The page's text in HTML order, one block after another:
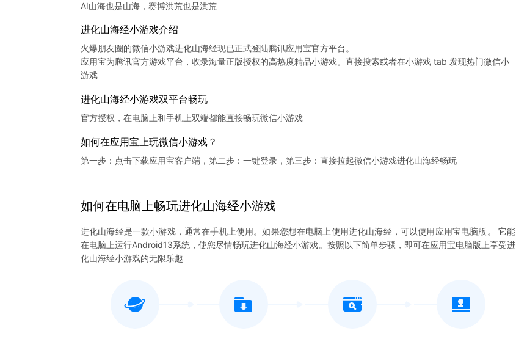
AI山海也是山海，赛博洪荒也是洪荒
进化山海经小游戏介绍
火爆朋友圈的微信小游戏进化山海经现已正式登陆腾讯应用宝官方平台。
应用宝为腾讯官方游戏平台，收录海量正版授权的高热度精品小游戏。直接搜索或者在小游戏 tab 发现热门微信小
进化山海经小游戏双平台畅玩
官方授权，在电脑上和手机上双端都能直接畅玩微信小游戏
如何在应用宝上玩微信小游戏？
第一步：点击下载应用宝客户端，第二步：一键登录，第三步：直接拉起微信小游戏进化山海经畅玩
如何在电脑上畅玩进化山海经小游戏
进化山海经是一款小游戏，通常在手机上使用。如果您想在电脑上使用进化山海经，可以使用应用宝电脑版。 它能
在电脑上运行Android13系统，使您尽情畅玩进化山海经小游戏。按照以下简单步骤，即可在应用宝电脑版上享受进
化山海经小游戏的无限乐趣